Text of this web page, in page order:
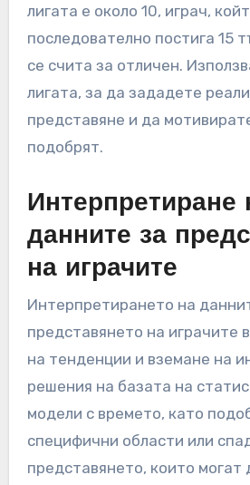
лигата е около 10, играч,
последователно постига 15
се счита за отличен.
лигата, за да зададете
представяне и да
подобрят.
Интерпретиране
данните за
на играчите
Интерпретирането на
представянето на играчите
на тенденции и вземане на
решения на базата на
модели с времето, като
специфични области или
представянето, които могат